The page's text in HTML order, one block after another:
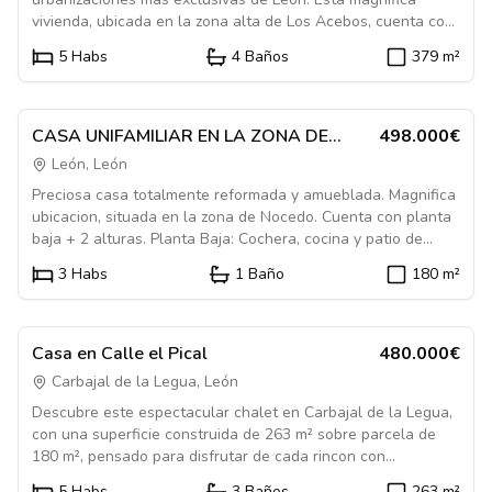
vivienda, ubicada en la zona alta de Los Acebos, cuenta con
una parcela de 969 m² y 379 m² construidos distribuidos en
dos alturas. Planta baja (206 m²): Amplio hall de entrada,
luminosa cocina con despensa, comedor independiente,
salon en doble altura con chimenea, dos dormitorios, dos
baños completos y garaje con cuarto de caldera y puerta
automatica. Planta primera (173 m²): Distribuidor, tres
dormitorios, dos baños, pequeño trastero, terraza-balcon y
una espectacular zona abierta sobre el salon con un gran
ventanal que inunda de luz toda la estancia. El exterior
ofrece una parcela ajardinada y muy cuidada, con barbacoa
y agradables zonas de descanso. La vivienda se encuentra
junto a las zonas comunes de la urbanizacion (piscina, pistas
deportivas, areas infantiles, etc.) y disfruta de excelente
orientacion y preciosas vistas. Una casa amplia, comoda y en
perfecto estado de conservacion. Ideal para vivir todo el año
en un entorno tranquilo, a solo unos minutos de Leon.
5 Habs 4 Baños 379 m²
Casa En Venta
Destacado
CASA UNIFAMILIAR EN LA ZONA DE
NOCEDO. MUY BONITA Y TOTALMENTE
REFORMADA.
498.000€
León, León
Preciosa casa totalmente reformada y amueblada. Magnifica
ubicacion, situada en la zona de Nocedo. Cuenta con planta
baja + 2 alturas. Planta Baja: Cochera, cocina y patio de
aproximadamante 60 m2. El patio tiene el solado de gres de
aragon y una zona de rocalla. Planta 1ª: Salon-comedor,
cocina y baño con ducha. Planta 2ª: 3 dormitorios y baño con
bañera de hidromasaje.
3 Habs 1 Baño 180 m²
Casa En Venta
Destacado
Casa en Calle el Pical 480.000€
Carbajal de la Legua, León
Descubre este espectacular chalet en Carbajal de la Legua,
con una superficie construida de 263 m² sobre parcela de
180 m², pensado para disfrutar de cada rincon con
comodidad y calidad. La vivienda se distribuye en 4